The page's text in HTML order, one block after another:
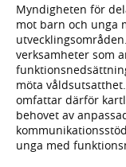
Myndigheten för
mot barn och unga
verksamheter som
möta
omfattar därför
behovet av
unga med